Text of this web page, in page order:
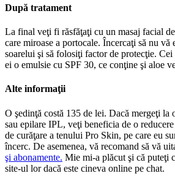
După tratament
La final veţi fi răsfăţaţi cu un masaj facial
care miroase a portocale. Încercaţi să nu
soarelui şi să folosiţi factor de protecţie.
ei o emulsie cu SPF 30, ce conţine şi aloe
Alte informaţii
O şedinţă costă 135 de lei. Dacă mergeţi la
sau epilare IPL, veţi beneficia de o
de curăţare a tenului Pro Skin, pe care eu
încerc. De asemenea, vă recomand să vă
şi abonamente. Mie mi-a plăcut şi că puteţi
site-ul lor dacă este cineva online pe chat.